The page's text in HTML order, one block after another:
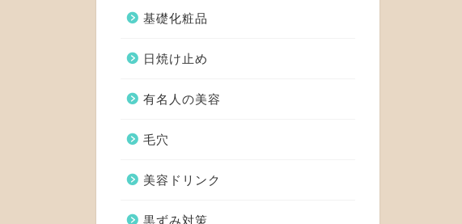
基礎化粧品
日焼け止め
有名人の美容
毛穴
美容ドリンク
黒ずみ対策